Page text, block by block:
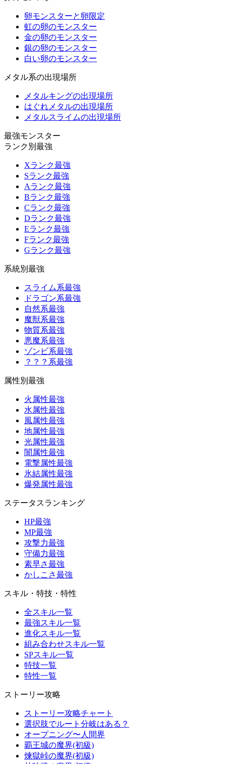
卵モンスターと卵限定
虹の卵のモンスター
金の卵のモンスター
銀の卵のモンスター
白い卵のモンスター
メタル系の出現場所
メタルキングの出現場所
はぐれメタルの出現場所
メタルスライムの出現場所
最強モンスター
ランク別最強
Xランク最強
Sランク最強
Aランク最強
Bランク最強
Cランク最強
Dランク最強
Eランク最強
Fランク最強
Gランク最強
系統別最強
スライム系最強
ドラゴン系最強
自然系最強
魔獣系最強
物質系最強
悪魔系最強
ゾンビ系最強
？？？系最強
属性別最強
火属性最強
水属性最強
風属性最強
地属性最強
光属性最強
闇属性最強
電撃属性最強
氷結属性最強
爆発属性最強
ステータスランキング
HP最強
MP最強
攻撃力最強
守備力最強
素早さ最強
かしこさ最強
スキル・特技・特性
全スキル一覧
最強スキル一覧
進化スキル一覧
組み合わせスキル一覧
SPスキル一覧
特技一覧
特性一覧
ストーリー攻略
ストーリー攻略チャート
選択肢でルート分岐はある？
オープニング〜人間界
覇王城の魔界(初級)
煉獄峠の魔界(初級)